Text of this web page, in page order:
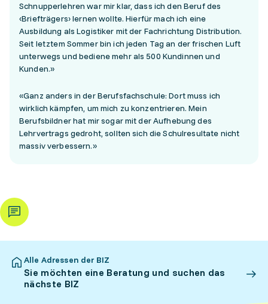
Schnupperlehren war mir klar, dass ich den Beruf des
‹Briefträgers› lernen wollte. Hierfür mach ich eine
Ausbildung als Logistiker mit der Fachrichtung Distribution.
Seit letztem Sommer bin ich jeden Tag an der frischen Luft
unterwegs und bediene mehr als 500 Kundinnen und
Kunden.»
«Ganz anders in der Berufsfachschule: Dort muss ich
wirklich kämpfen, um mich zu konzentrieren. Mein
Berufsbildner hat mir sogar mit der Aufhebung des
Lehrvertrags gedroht, sollten sich die Schulresultate nicht
massiv verbessern.»
Alle Adressen der BIZ
Sie möchten eine Beratung und suchen das
nächste BIZ